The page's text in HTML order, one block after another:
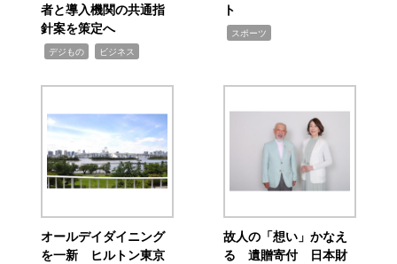
者と導入機関の共通指
針案を策定へ
デジもの ビジネス
ト
スポーツ
オールデイダイニング
を一新 ヒルトン東京
故人の「想い」かなえ
る 遺贈寄付 日本財